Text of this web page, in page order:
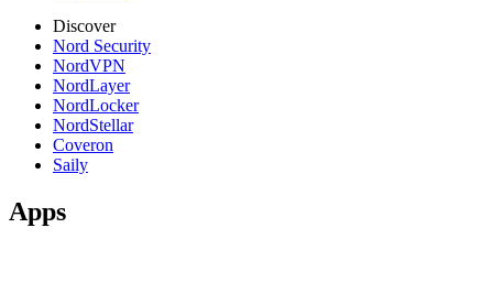
Discover
Nord Security
NordVPN
NordLayer
NordLocker
NordStellar
Coveron
Saily
Apps